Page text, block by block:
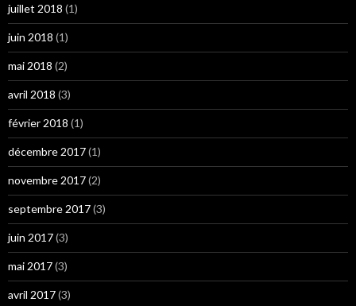
juillet 2018 (1)
juin 2018 (1)
mai 2018 (2)
avril 2018 (3)
février 2018 (1)
décembre 2017(1)
novembre 2017(2)
septembre 2017(3)
juin 2017(3)
mai 2017(3)
avril 2017(3)